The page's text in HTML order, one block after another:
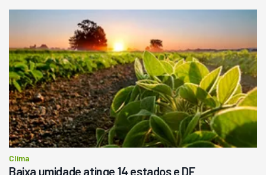
Clima
Baixa umidade atinge 14 estados e DF